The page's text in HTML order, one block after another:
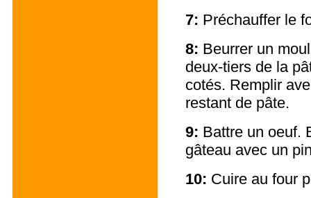
7: Préchauffer le
8: Beurrer un
deux-tiers de la
cotés. Remplir
restant de pâte.
9: Battre un oeuf.
gâteau avec un
10: Cuire au four